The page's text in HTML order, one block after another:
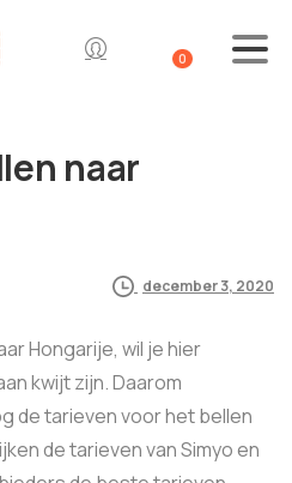
0
naar
december 3, 2020
Hongarije, wil je hier
kwijt zijn. Daarom
de tarieven voor het bellen
de tarieven van Simyo en